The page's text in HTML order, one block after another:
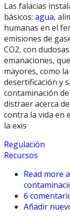
Las falacias
básicos: agua,
humanas en el
emisiones de
CO2, con
emanaciones,
mayores, como
desertificación y
contaminación
distraer acerca
contra la vida en
la exis
Regulación
Recursos
Read more
6
Añadir